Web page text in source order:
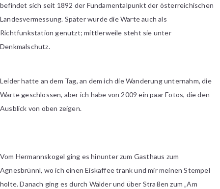
befindet sich seit 1892 der Fundamentalpunkt der österreichischen
Landesvermessung. Später wurde die Warte auch als
Richtfunkstation genutzt; mittlerweile steht sie unter
Denkmalschutz.
Leider hatte an dem Tag, an dem ich die Wanderung unternahm, die
Warte geschlossen, aber ich habe von 2009 ein paar Fotos, die den
Ausblick von oben zeigen.
Vom Hermannskogel ging es hinunter zum Gasthaus zum
Agnesbrünnl, wo ich einen Eiskaffee trank und mir meinen Stempel
holte. Danach ging es durch Wälder und über Straßen zum „Am